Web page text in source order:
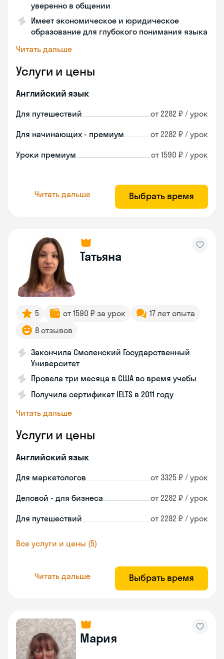
уверенно в общении
Имеет экономическое и юридическое
образование для глубокого понимания языка
Читать дальше
Услуги и цены
Английский язык
Для путешествий от 2282 ₽ / урок
Для начинающих - премиум от 2282 ₽ / урок
Уроки премиум от 1590 ₽ / урок
Читать дальше Выбрать время
Татьяна
5 от 1590 ₽ за урок
17 лет опыта
8 отзывов
Закончила Смоленский Государственный
Университет
Провела три месяца в США во время учебы
Получила сертификат IELTS в 2011 году
Читать дальше
Услуги и цены
Английский язык
Для маркетологов от 3325 ₽ / урок
Деловой - для бизнеса от 2282 ₽ / урок
Для путешествий от 2282 ₽ / урок
Все услуги и цены (5)
Читать дальше Выбрать время
Мария